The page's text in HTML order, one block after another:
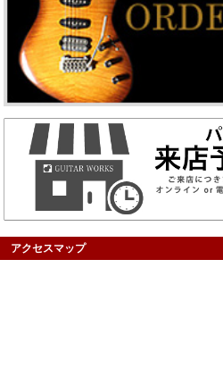
アクセスマップ